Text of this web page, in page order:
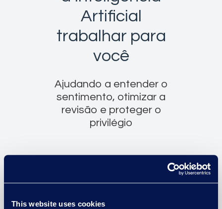
This website uses cookies
Artificial
trabalhar para
você
Ajudando a entender o
sentimento, otimizar a
revisão e proteger o
privilégio
Padrões de Conduta